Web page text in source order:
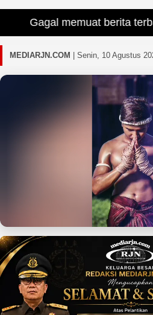
Gagal memuat berita terbaru.
MEDIARJN.COM Senin, 10 Agustus